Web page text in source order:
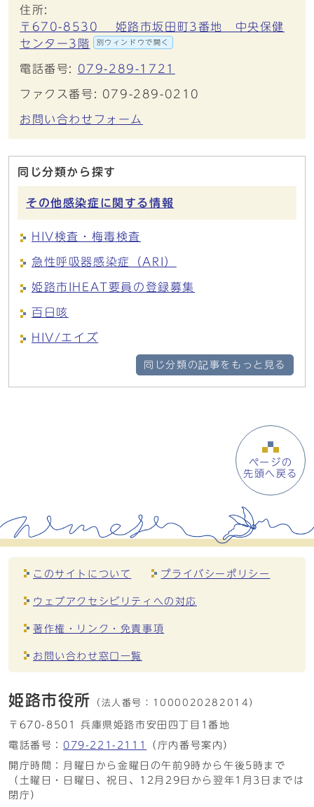
住所:
〒670-8530 姫路市坂田町3番地 中央保健
センター3階
別ウィンドウで開く
電話番号: 079-289-1721
ファクス番号: 079-289-0210
お問い合わせフォーム
同じ分類から探す
その他感染症に関する情報
HIV検査・梅毒検査
急性呼吸器感染症（ARI）
姫路市IHEAT要員の登録募集
百日咳
HIV/エイズ
同じ分類の記事をもっと見る
ページの
先頭へ戻る
このサイトについて プライバシーポリシー
ウェブアクセシビリティへの対応
著作権・リンク・免責事項
お問い合わせ窓口一覧
姫路市役所 （法人番号： 1000020282014）
〒670-8501 兵庫県姫路市安田四丁目1番地
電話番号： 079-221-2111
（庁内番号案内）
開庁時間：月曜日から金曜日の午前9時から午後5時まで
（土曜日・日曜日、祝日、12月29日から翌年1月3日までは
閉庁）